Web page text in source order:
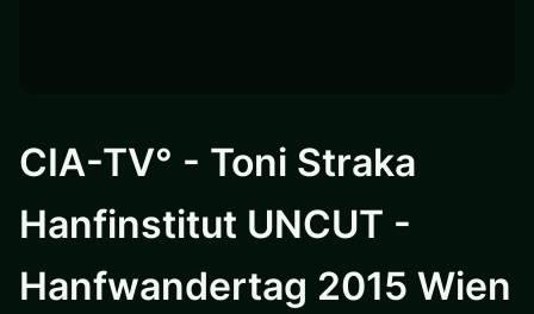
CIA-TV° - Toni Straka
Hanfinstitut UNCUT -
Hanfwandertag 2015 Wien